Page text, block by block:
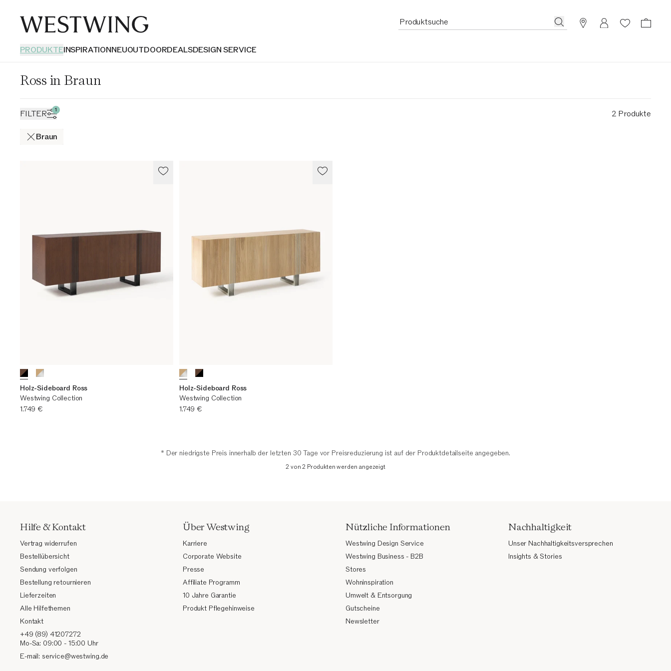
PRODUKTEINSPIRATIONNEUOUTDOORDEALSDESIGN SERVICE
Ross in Braun
FILTER 1 2 Produkte
Braun
Holz-Sideboard Ross
Westwing Collection
Aktueller Preis
1.749 €
Holz-Sideboard Ross
Westwing Collection
Aktueller Preis
1.749 €
* Der niedrigste Preis innerhalb der letzten 30 Tage vor Preisreduzierung ist auf der Produktdetailseite angegeben.
2 von 2 Produkten werden angezeigt
Hilfe & Kontakt
Vertrag widerrufen
Bestellübersicht
Sendung verfolgen
Bestellung retournieren
Lieferzeiten
Alle Hilfethemen
Kontakt
+49 (89) 41207272
Mo-Sa: 09:00 - 15:00 Uhr
E-mail: service@westwing.de
Über Westwing
Karriere
Corporate Website
Presse
Affiliate Programm
10 Jahre Garantie
Produkt Pflegehinweise
Nützliche Informationen
Westwing Design Service
Westwing Business - B2B
Stores
Wohninspiration
Umwelt & Entsorgung
Gutscheine
Newsletter
Nachhaltigkeit
Unser Nachhaltigkeitsversprechen
Insights & Stories